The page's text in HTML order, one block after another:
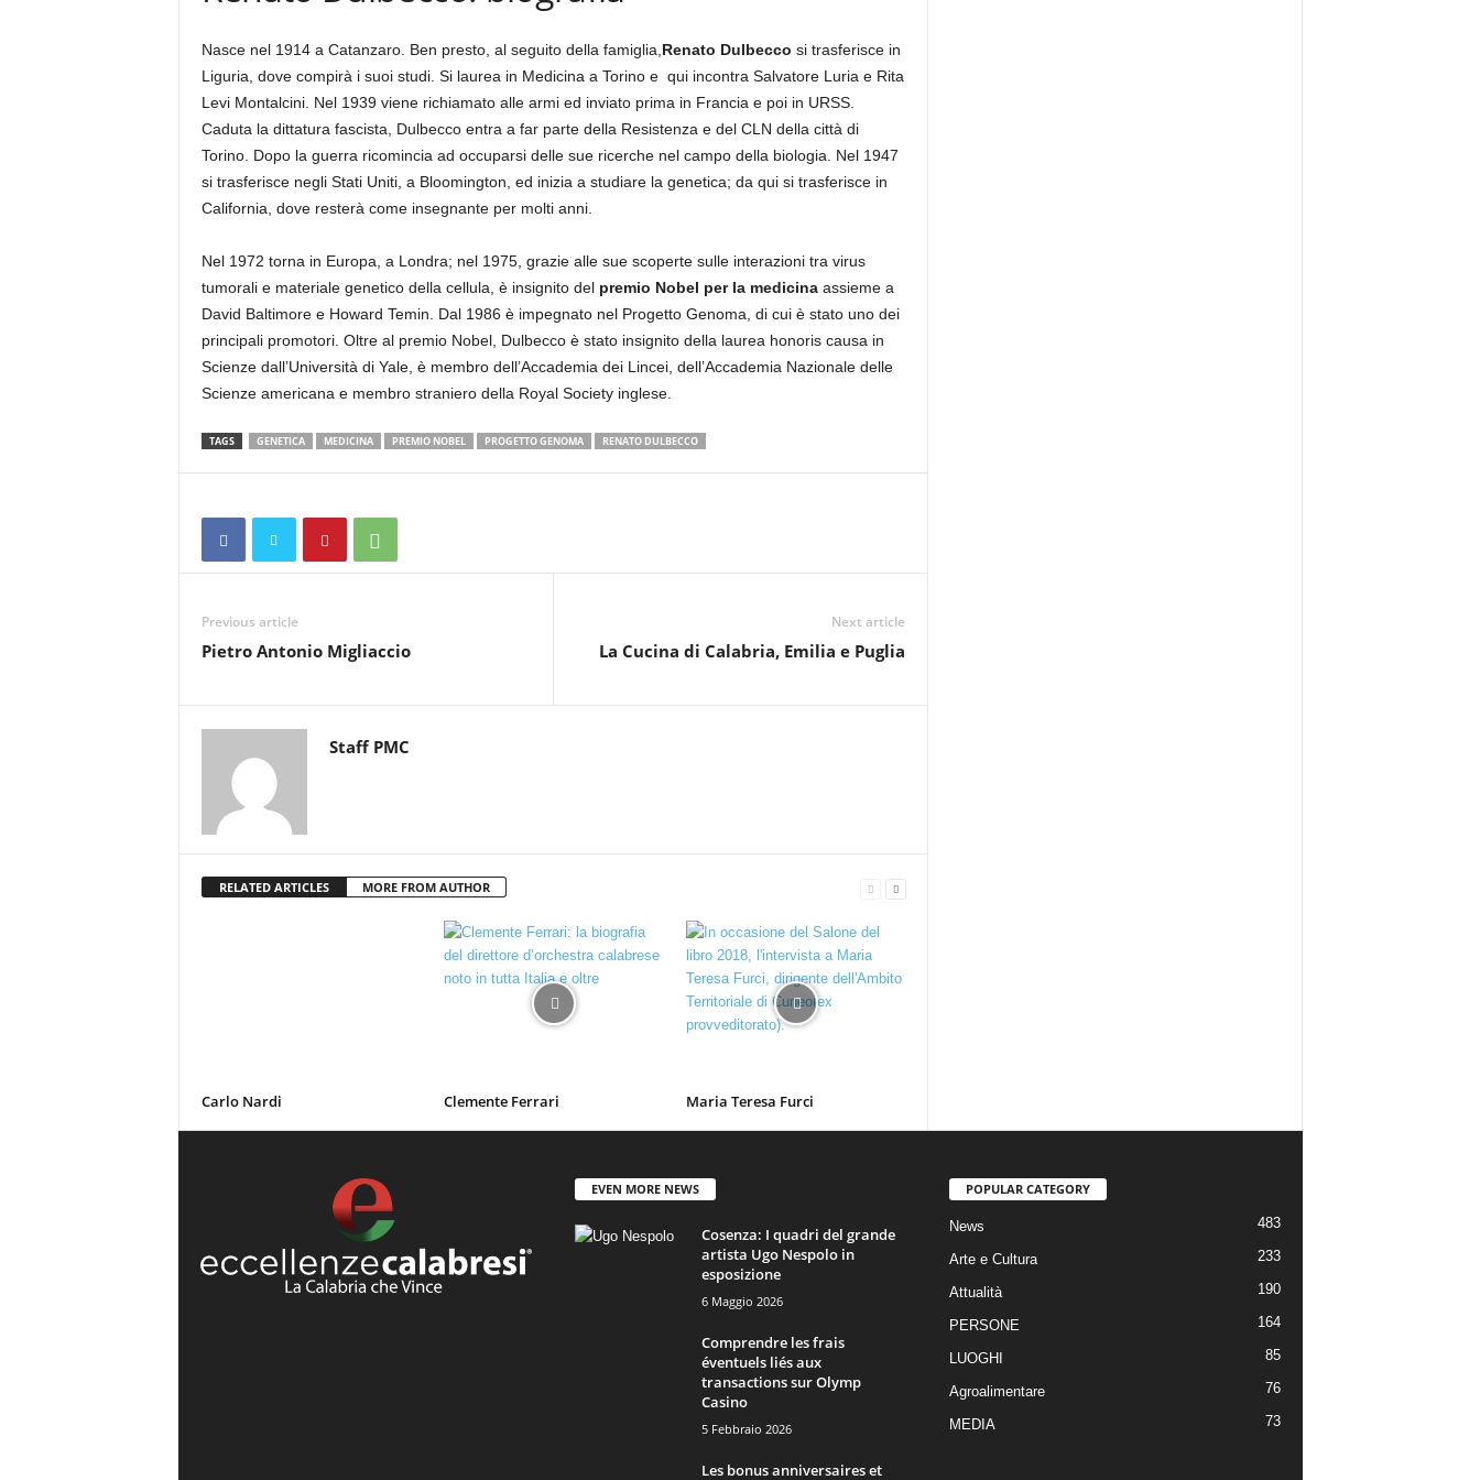
Nasce nel 1914 a Catanzaro. Ben presto, al seguito della famiglia, Renato Dulbecco si trasferisce in
Liguria, dove compirà i suoi studi. Si laurea in Medicina a Torino e qui incontra Salvatore Luria e Rita
Levi Montalcini. Nel 1939 viene richiamato alle armi ed inviato prima in Francia e poi in URSS.
Caduta la dittatura fascista, Dulbecco entra a far parte della Resistenza e del CLN della città di
Torino. Dopo la guerra ricomincia ad occuparsi delle sue ricerche nel campo della biologia. Nel 1947
si trasferisce negli Stati Uniti, a Bloomington, ed inizia a studiare la genetica; da qui si trasferisce in
California, dove resterà come insegnante per molti anni.
Nel 1972 torna in Europa, a Londra; nel 1975, grazie alle sue scoperte sulle interazioni tra virus
tumorali e materiale genetico della cellula, è insignito del premio Nobel per la medicinaassieme a
David Baltimore e Howard Temin. Dal 1986 è impegnato nel Progetto Genoma, di cui è stato uno dei
principali promotori. Oltre al premio Nobel, Dulbecco è stato insignito della laurea honoris causa in
Scienze dall’Università di Yale, è membro dell’Accademia dei Lincei, dell’Accademia Nazionale delle
Scienze americana e membro straniero della Royal Society inglese.
TAGS GENETICA MEDICINA PREMIO NOBEL PROGETTO GENOMA RENATO DULBECCO
Previous article
Pietro Antonio Migliaccio
Next article
La Cucina di Calabria, Emilia e Puglia
Staff PMC
RELATED ARTICLES MORE FROM AUTHOR
Carlo Nardi Clemente Ferrari Maria Teresa Furci
EVEN MORE NEWS
Cosenza: I quadri del grande
artista Ugo Nespolo in
esposizione
6 Maggio 2026
Comprendre les frais
éventuels liés aux
transactions sur Olymp
Casino
5 Febbraio 2026
Les bonus anniversaires et
POPULAR CATEGORY
News 483
Arte e Cultura 233
Attualità 190
PERSONE 164
LUOGHI 85
Agroalimentare 76
MEDIA 73